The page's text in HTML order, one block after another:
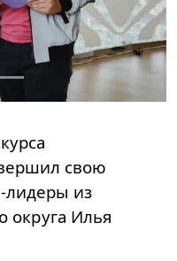
свою
лидеры из
округа Илья